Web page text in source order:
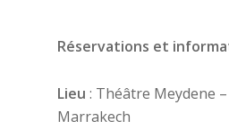
Réservations et
Lieu : Théâtre Meydene
Marrakech